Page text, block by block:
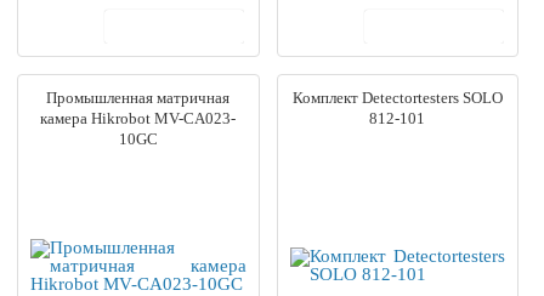
Промышленная матричная
камера Hikrobot MV-CA023-
10GC
Комплект Detectortesters SOLO
812-101